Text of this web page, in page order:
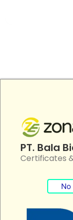
PT. Bala
Certificates